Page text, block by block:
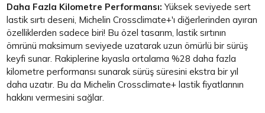
Daha Fazla Kilometre Performansı: Yüksek seviyede sert
lastik sırtı deseni, Michelin Crossclimate+'ı diğerlerinden ayıran
özelliklerden sadece biri! Bu özel tasarım, lastik sırtının
ömrünü maksimum seviyede uzatarak uzun ömürlü bir sürüş
keyfi sunar. Rakiplerine kıyasla ortalama %28 daha fazla
kilometre performansı sunarak sürüş süresini ekstra bir yıl
daha uzatır. Bu da Michelin Crossclimate+ lastik fiyatlarının
hakkını vermesini sağlar.